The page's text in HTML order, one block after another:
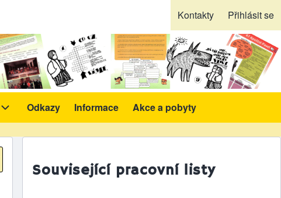
Kontakty Přihlásit se
Publikace a pomůcky sub-navigation
Odkazy Informace Akce a pobyty
Související pracovní listy